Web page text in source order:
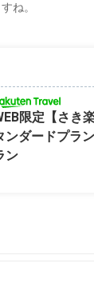
ね。
限定【さき
ンダードプラ
ン